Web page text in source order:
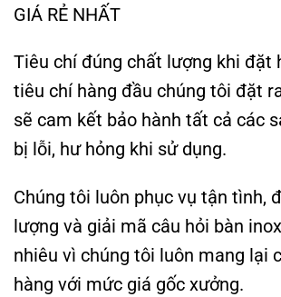
GIÁ RẺ NHẤT
Tiêu chí đúng chất lượng khi đặt
tiêu chí hàng đầu chúng tôi đặt
sẽ cam kết bảo hành tất cả các
bị lỗi, hư hỏng khi sử dụng.
Chúng tôi luôn phục vụ tận tình,
lượng và giải mã câu hỏi bàn
nhiêu vì chúng tôi luôn mang lại
hàng với mức giá gốc xưởng.